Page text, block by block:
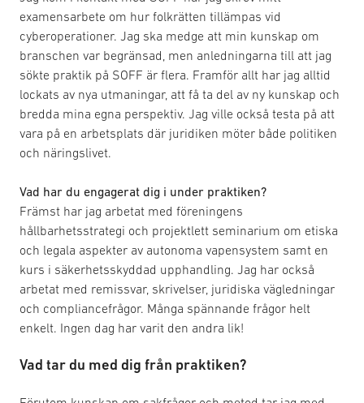
examensarbete om hur folkrätten tillämpas vid
cyberoperationer. Jag ska medge att min kunskap om
branschen var begränsad, men anledningarna till att jag
sökte praktik på SOFF är flera. Framför allt har jag alltid
lockats av nya utmaningar, att få ta del av ny kunskap och
bredda mina egna perspektiv. Jag ville också testa på att
vara på en arbetsplats där juridiken möter både politiken
och näringslivet.
Vad har du engagerat dig i under praktiken?
Främst har jag arbetat med föreningens
hållbarhetsstrategi och projektlett seminarium om etiska
och legala aspekter av autonoma vapensystem samt en
kurs i säkerhetsskyddad upphandling. Jag har också
arbetat med remissvar, skrivelser, juridiska vägledningar
och compliancefrågor. Många spännande frågor helt
enkelt. Ingen dag har varit den andra lik!
Vad tar du med dig från praktiken?